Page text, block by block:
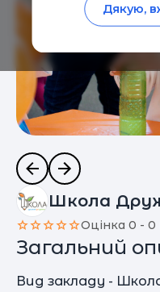
Школа
Оцінка 0 - 0
Загальний
Вид закладу -
Дякую,